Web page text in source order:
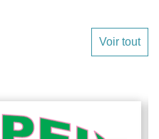
Voir tout